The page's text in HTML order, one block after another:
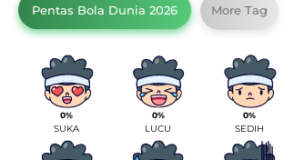
Pentas Bola Dunia 2026 More Tag
0%
SUKA
0%
LUCU
0%
SEDIH